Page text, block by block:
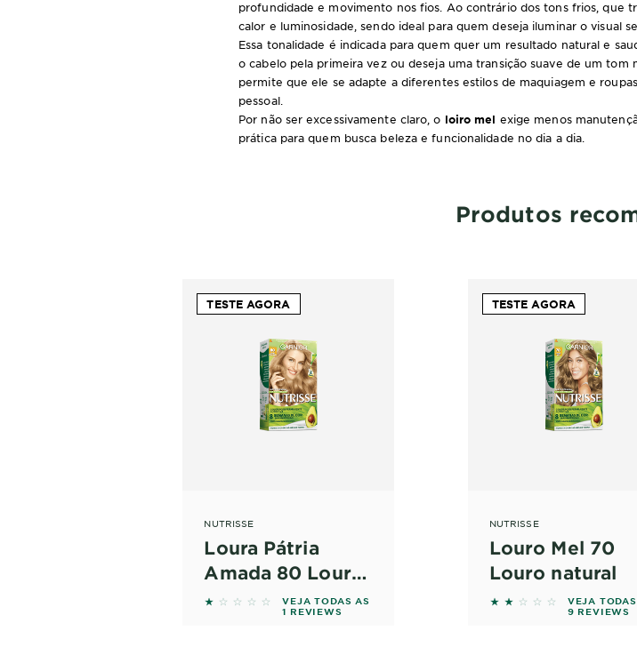
profundidade e movimento nos fios. Ao contrário dos tons frios, que
calor e luminosidade, sendo ideal para quem deseja iluminar o visual
Essa tonalidade é indicada para quem quer um resultado natural e
o cabelo pela primeira vez ou deseja uma transição suave de um tom
permite que ele se adapte a diferentes estilos de maquiagem e
pessoal.
Por não ser excessivamente claro, o loiro mel exige menos
prática para quem busca beleza e funcionalidade no dia a dia.
Produtos
TESTE AGORA
NUTRISSE
Loura Pátria
Amada 80 Louro
Claro
1 out of 5 stars based on reviews
VEJA TODAS AS
1 REVIEWS
TESTE AGORA
NUTRISSE
Louro Mel 70
Louro natural
2 out of 5 stars
VEJA
9 REVIEWS